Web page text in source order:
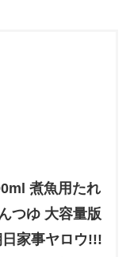
煮魚用たれ
つゆ 大容量版
家事ヤロウ!!!